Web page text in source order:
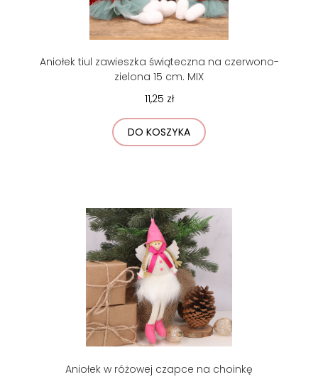
Aniołek tiul zawieszka świąteczna na czerwono-
zielona 15 cm. MIX
11,25 zł
DO KOSZYKA
Aniołek w różowej czapce na choinkę